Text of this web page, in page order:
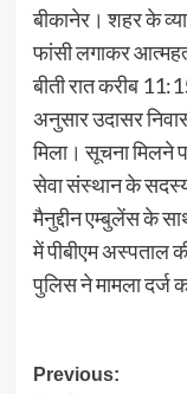
बीकानेर। शहर के
फांसी लगाकर
बीती रात करीब
अनुसार उदासर
मिला। सूचना मिलने
सेवा संस्थान के
मैनुद्दीन एम्बुलेंस के
में पीबीएम अस्पताल
पुलिस ने मामला दर्ज
Post
Previous: